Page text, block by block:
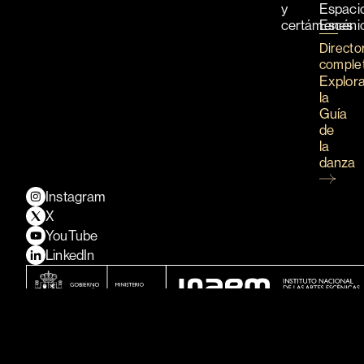
y
certámenes
la
Guía
de
la
danza
Instagram
X
YouTube
LinkedIn